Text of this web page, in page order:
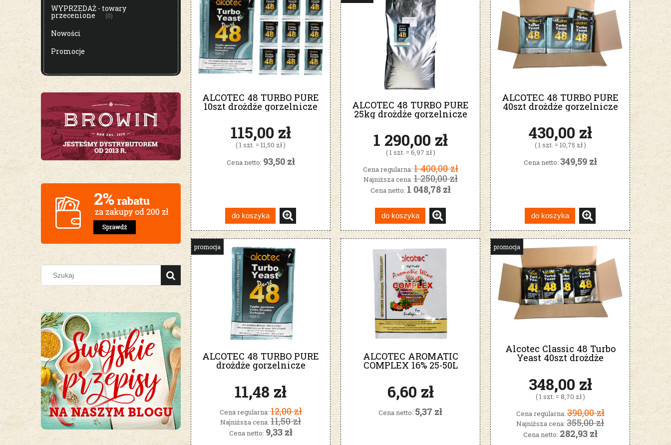
WYPRZEDAŻ - towary
przecenione (0)
Nowości
Promocje
ALCOTEC 48 TURBO PURE
10szt drożdże gorzelnicze
115,00 zł
( 1 szt. = 11,50 zł )
Cena netto: 93,50 zł
do koszyka
ALCOTEC 48 TURBO PURE
25kg drożdże gorzelnicze
1 290,00 zł
( 1 szt. = 6,97 zł )
Cena regularna:1 400,00 zł
Najniższa cena:1 250,00 zł
Cena netto: 1 048,78 zł
do koszyka
ALCOTEC 48 TURBO PURE
40szt drożdże gorzelnicze
430,00 zł
( 1 szt. = 10,75 zł )
Cena netto: 349,59 zł
do koszyka
ALCOTEC 48 TURBO PURE
drożdże gorzelnicze
11,48 zł
Cena regularna:12,00 zł
Najniższa cena: 11,50 zł
Cena netto: 9,33 zł
promocja
ALCOTEC AROMATIC
COMPLEX 16% 25-50L
6,60 zł
Cena netto: 5,37 zł
Alcotec Classic 48 Turbo
Yeast 40szt drożdże
348,00 zł
( 1 szt. = 8,70 zł )
Cena regularna:390,00 zł
Najniższa cena: 355,00 zł
Cena netto: 282,93 zł
promocja